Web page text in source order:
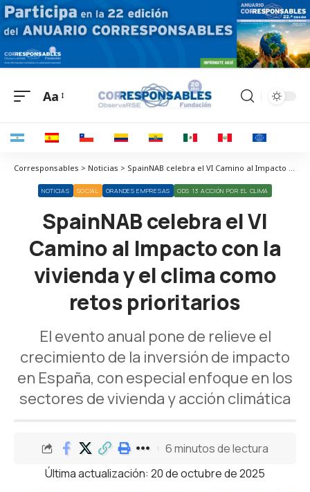
Aa
Corresponsables > Noticias > SpainNAB celebra el VI Camino al Impacto con la vivienda y el clima como retos prioritarios
NOTICIAS SOCIAL GRANDES EMPRESAS ODS 13 ACCIÓN POR EL CLIMA
SpainNAB celebra el VI
Camino al Impacto con la
vivienda y el clima como
retos prioritarios
El evento anual pone de relieve el
crecimiento de la inversión de impacto
en España, con especial enfoque en los
sectores de vivienda y acción climática
Última actualización: 20 de octubre de 2025
6 minutos de lectura